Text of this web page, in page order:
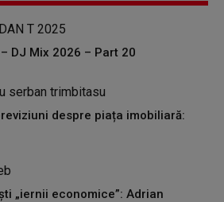
DJ Mix 2026 – Part 20
despre piața imobiliară:
„iernii economice”: Adrian